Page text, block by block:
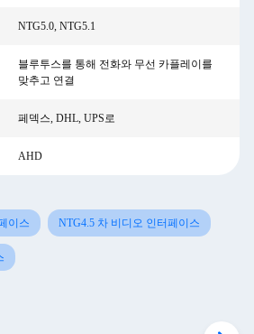
NTG5.0, NTG5.1
블루투스를 통해 전화와 무선 카플레이를
맞추고 연결
페덱스, DHL, UPS로
AHD
이스 NTG4.5 차 비디오 인터페이스